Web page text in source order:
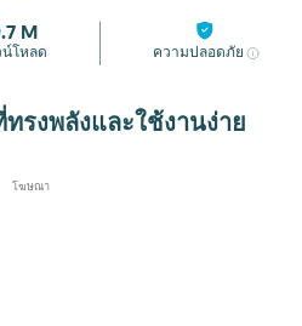
M
โหลด ความปลอดภัย
รงพลังและใช้งานง่าย
โฆษณา